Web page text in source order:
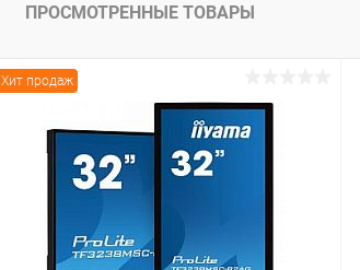
ПРОСМОТРЕННЫЕ ТОВАРЫ
Хит продаж